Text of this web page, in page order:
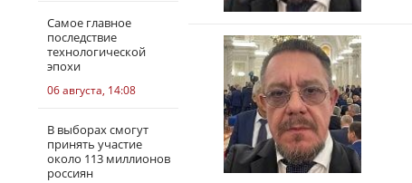
Самое главное
последствие
технологической
эпохи
06 августа, 14:08
В выборах смогут
принять участие
около 113 миллионов
россиян